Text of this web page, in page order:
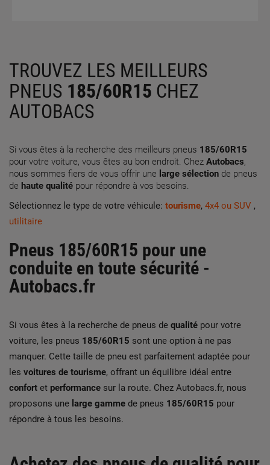
TROUVEZ LES MEILLEURS
PNEUS 185/60R15 CHEZ
AUTOBACS
Si vous êtes à la recherche des meilleurs pneus 185/60R15
pour votre voiture, vous êtes au bon endroit. Chez Autobacs,
nous sommes fiers de vous offrir une large sélection de pneus
de haute qualité pour répondre à vos besoins.
Sélectionnez le type de votre véhicule: tourisme, 4x4 ou SUV ,
utilitaire
Pneus 185/60R15 pour une
conduite en toute sécurité -
Autobacs.fr
Si vous êtes à la recherche de pneus de qualité pour votre
voiture, les pneus 185/60R15 sont une option à ne pas
manquer. Cette taille de pneu est parfaitement adaptée pour
les voitures de tourisme, offrant un équilibre idéal entre
confort et performance sur la route. Chez Autobacs.fr, nous
proposons une large gamme de pneus 185/60R15 pour
répondre à tous les besoins.